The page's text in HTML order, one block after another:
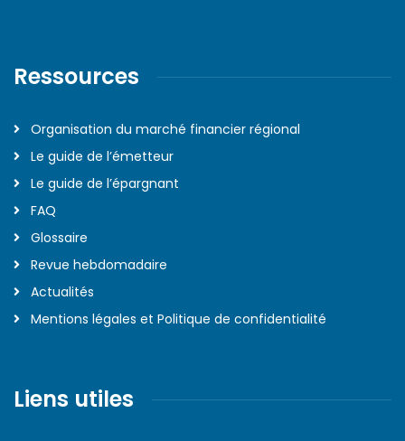
Ressources
Organisation du marché financier régional
Le guide de l’émetteur
Le guide de l’épargnant
FAQ
Glossaire
Revue hebdomadaire
Actualités
Mentions légales et Politique de confidentialité
Liens utiles